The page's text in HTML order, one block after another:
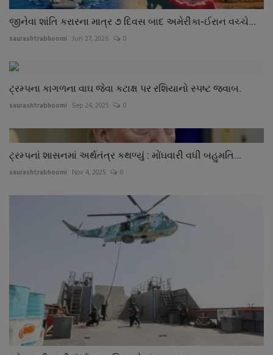
જીનેવા શાંતિ કરારના માત્ર ૭ દિવસ બાદ અમેરીકા-ઈરાન વચ્ચે...
saurashtrabhoomi Jun 27, 2026 0
ટ્રમ્પના કાગળના વાઘ જેવા કટાક્ષ પર રશિયાનો સ્પષ્ટ જવાબ.
saurashtrabhoomi Sep 24, 2025 0
ટ્રમ્પનાં શાસનમાં અર્થતંત્ર કથળ્યું : મોંઘવારી વધી બહુમતિ...
saurashtrabhoomi Nov 4, 2025 0